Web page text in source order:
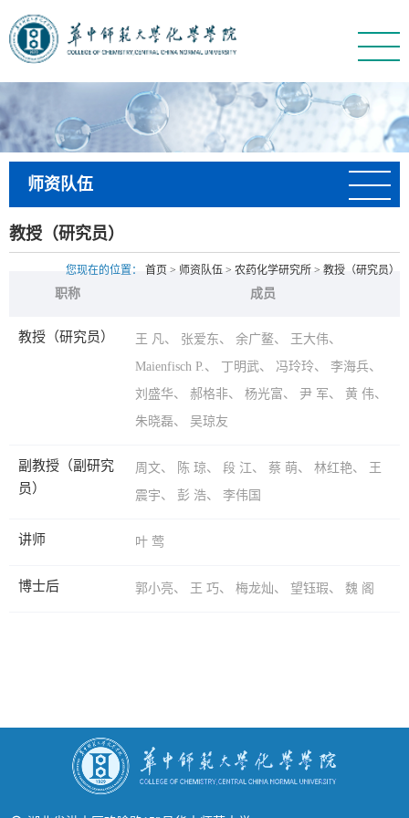
师资队伍
教授（研究员）
您现在的位置： 首页 > 师资队伍 > 农药化学研究所 > 教授（研究员）
职称 成员
教授（研究员） 王 凡、 张爱东、余广鳌、 王大伟、
Maienfisch P.、 丁明武、 冯玲玲、 李海兵、
刘盛华、郝格非、杨光富、尹 军、 黄 伟、
朱晓磊、 吴琼友
副教授（副研究
员）
周文、 陈 琼、段 江、 蔡 萌、林红艳、
王
震宇、 彭 浩、 李伟国
讲师 叶 莺
博士后 郭小亮、 王 巧、梅龙灿、望钰瑕、魏 阁